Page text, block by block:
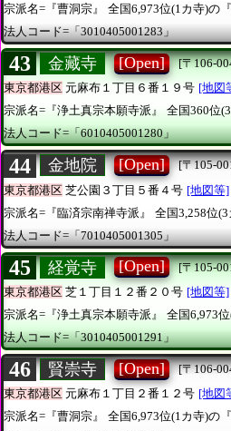
宗派名=『曹洞宗』
全国6,973位(1カ寺)の『
法人コード=「3010405001283」
43 金藏寺 [Open]
[〒106-
東京都港区 元麻布１丁目６番１９号 [地図
宗派名=『浄土真宗本願寺派』
全国360位
法人コード=「6010405001280」
44 金地院 [Open]
[〒105-
東京都港区 芝公園３丁目５番４号 [地図等]
宗派名=『臨済宗南禅寺派』
全国3,258位
法人コード=「7010405001305」
45 経覚寺 [Open]
[〒105-
東京都港区 芝１丁目１２番２０号 [地図等]
宗派名=『浄土真宗本願寺派』
全国6,973
法人コード=「3010405001291」
46 賢崇寺 [Open]
[〒106-
東京都港区 元麻布１丁目２番１２号 [地図
宗派名=『曹洞宗』
全国6,973位(1カ寺)の『